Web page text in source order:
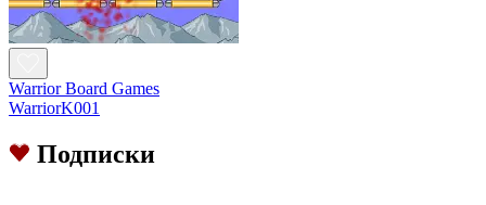
Warrior Board Games
WarriorK001
Подписки